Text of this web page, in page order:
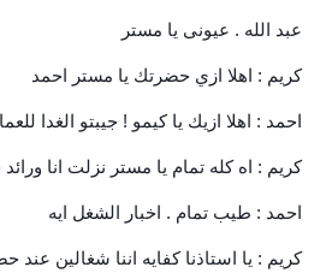
عبد الله . عيونى يا مستر
كريم : اهلا ازي حضرتك يا مستر احمد
احمد : اهلا ازيك يا كيمو ! جيبتو الغدا
كريم : اه كله تمام يا مستر نزلت انا
احمد : طيب تمام . اخبار الشغل ايه
كريم : يا استاذنا كفايه اننا شغالين عند